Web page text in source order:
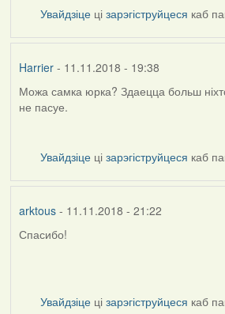
Увайдзіце цізарэгіструйцеся каб
Harrier- 11.11.2018 - 19:38
In
reply
Harrier
Можа самка юрка? Здаецца больш
не пасуе.
Увайдзіце цізарэгіструйцеся каб
arktous- 11.11.2018 - 21:22
In
Harrier
Спасибо!
Увайдзіце цізарэгіструйцеся каб